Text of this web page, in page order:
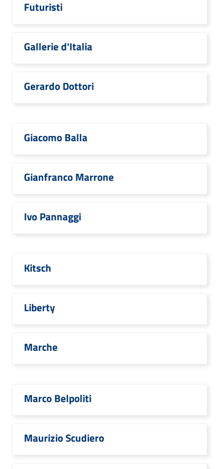
Futuristi
Gallerie d'Italia
Gerardo Dottori
Giacomo Balla
Gianfranco Marrone
Ivo Pannaggi
Kitsch
Liberty
Marche
Marco Belpoliti
Maurizio Scudiero